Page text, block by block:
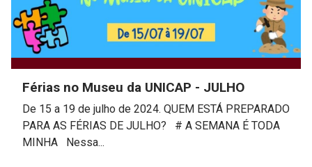
Férias no Museu da UNICAP - JULHO
De 15 a 19 de julho de 2024. QUEM ESTÁ PREPARADO
PARA AS FÉRIAS DE JULHO? # A SEMANA É TODA
MINHA Nessa...